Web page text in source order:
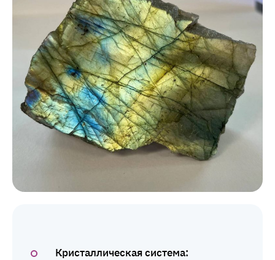
Кристаллическая система: